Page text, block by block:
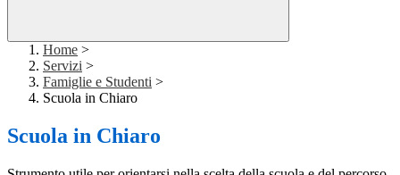
Home >
Servizi >
Famiglie e Studenti >
Scuola in Chiaro
Scuola in Chiaro